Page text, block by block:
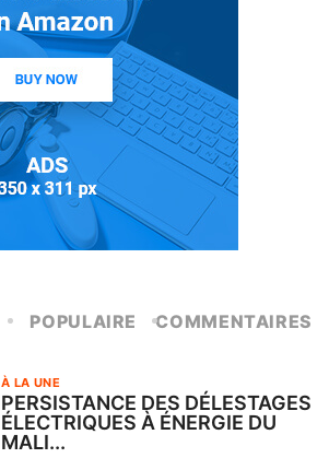
POPULAIRE COMMENTAIRES
À LA UNE
PERSISTANCE DES DÉLESTAGES
ÉLECTRIQUES À ÉNERGIE DU
MALI...